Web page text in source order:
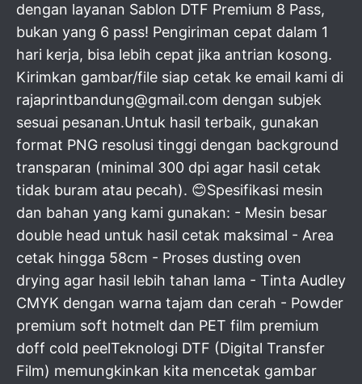
dengan layanan Sablon DTF Premium 8 Pass,
bukan yang 6 pass! Pengiriman cepat dalam 1
hari kerja, bisa lebih cepat jika antrian kosong.
Kirimkan gambar/file siap cetak ke email kami di
rajaprintbandung@gmail.com dengan subjek
sesuai pesanan.Untuk hasil terbaik, gunakan
format PNG resolusi tinggi dengan background
transparan (minimal 300 dpi agar hasil cetak
tidak buram atau pecah). 😊Spesifikasi mesin
dan bahan yang kami gunakan: - Mesin besar
double head untuk hasil cetak maksimal - Area
cetak hingga 58cm - Proses dusting oven
drying agar hasil lebih tahan lama - Tinta Audley
CMYK dengan warna tajam dan cerah - Powder
premium soft hotmelt dan PET film premium
doff cold peelTeknologi DTF (Digital Transfer
Film) memungkinkan kita mencetak gambar